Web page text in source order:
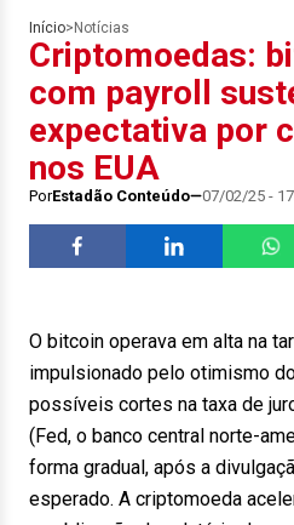
Início> Notícias
Criptomoedas:
com payroll
expectativa por
nos EUA
PorEstadão Conteúdo 07/02/25 -
O bitcoin operava em alta na
impulsionado pelo otimismo
possíveis cortes na taxa de
(Fed, o banco central norte-
forma gradual, após a
esperado. A criptomoeda